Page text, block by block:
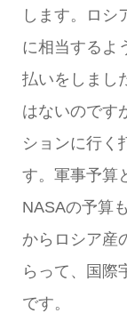
します。ロシ
に相当するよ
払いをしまし
はないのです
ションに行く
す。軍事予算
NASAの予算
からロシア産
らって、国際
です。